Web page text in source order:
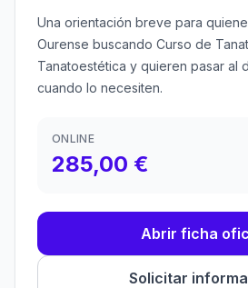
Una orientación breve para
Ourense buscando Curso de
Tanatoestética y quieren pasar al
cuando lo necesiten.
ONLINE
285,00 €
Abrir ficha
Solicitar